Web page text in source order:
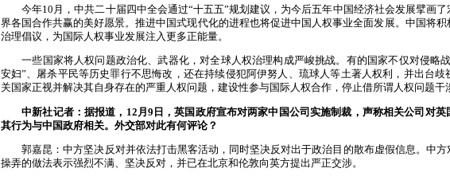
今年10月，中共二十届四中全会通过“十五五”规划建议，为今后五年中国经济社会发展擘画
界各国合作共赢的美好愿景。推进中国式现代化的进程也将促进中国人权事业全面发展。中国将
治理倡议，为国际人权事业发展注入更多正能量。
一些国家将人权问题政治化、武器化，对全球人权治理构成严峻挑战。有的国家不仅对侵略
安妇”、屠杀平民等历史罪行不思悔改，还在持续侵犯阿伊努人、琉球人等土著人权利，并出台
关国家正视并解决其自身存在的严重人权问题，建设性参与国际人权合作，停止借所谓人权问题干
中新社记者：据报道，12月9日，英国政府宣布对两家中国公司实施制裁，声称相关公司对
其行为与中国政府相关。外交部对此有何评论？
郭嘉昆：中方坚决反对并依法打击黑客活动，同时坚决反对出于政治目的散布虚假信息。中
操弄的做法表示强烈不满、坚决反对，并已在北京和伦敦向英方提出严正交涉。